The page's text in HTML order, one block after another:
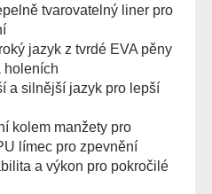
tvarovatelný liner pro
jazyk z tvrdé EVA pěny
holeních
a silnější jazyk pro lepší
kolem manžety pro
límec pro zpevnění
a výkon pro pokročilé